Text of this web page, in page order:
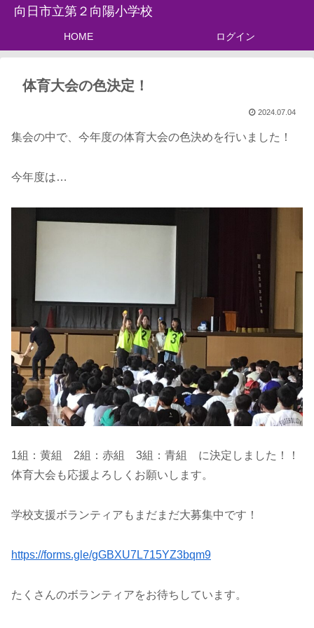
向日市立第２向陽小学校
HOME ログイン
体育大会の色決定！
2024.07.04
集会の中で、今年度の体育大会の色決めを行いました！
今年度は…
1組：黄組 2組：赤組 3組：青組 に決定しました！！
体育大会も応援よろしくお願いします。
学校支援ボランティアもまだまだ大募集中です！
https://forms.gle/gGBXU7L715YZ3bqm9
たくさんのボランティアをお待ちしています。